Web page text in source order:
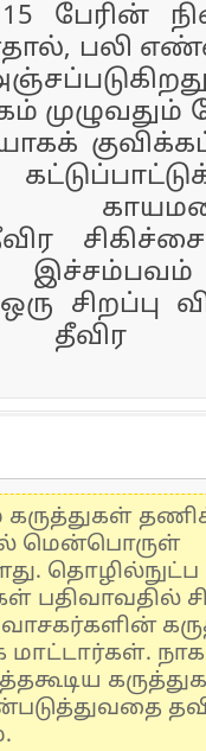
பேரின்
பலி
முழுவதும்
சிறப்பு
தீவிர
கருத்துகள்
மென்பொருள்
பதிவாவதில்
மாட்டார்கள்.